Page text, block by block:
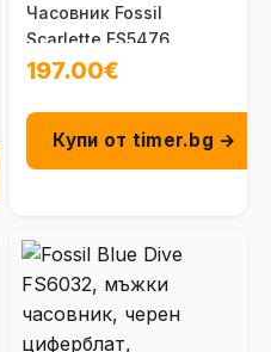
Часовник Fossil
Scarlette ES5476
197.00€
Купи от timer.bg →